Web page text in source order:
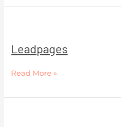
Leadpages
Read More »